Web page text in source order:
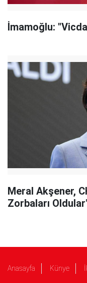
İmamoğlu:
Meral Akşener,
Zorbaları
Anasayfa Künye